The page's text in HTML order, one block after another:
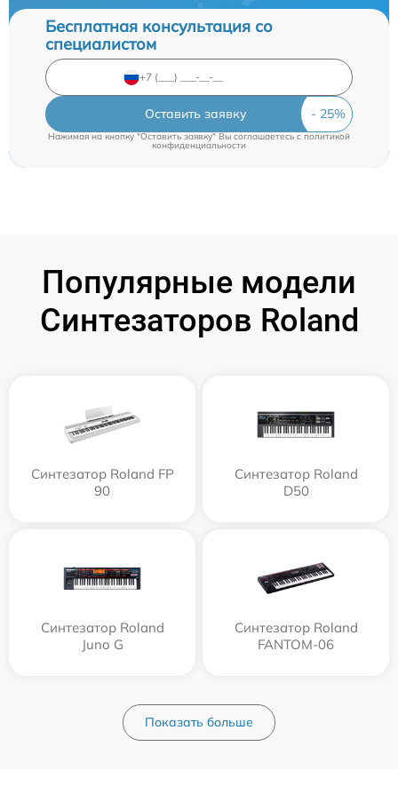
Бесплатная консультация со
специалистом
Оставить заявку
Нажимая на кнопку "Оставить заявку" Вы соглашаетесь cполитикой
конфиденциальности
Популярные модели
Синтезаторов Roland
Синтезатор Roland FP
90
Синтезатор Roland
D50
Синтезатор Roland
Juno G
Синтезатор Roland
FANTOM-06
Показать больше